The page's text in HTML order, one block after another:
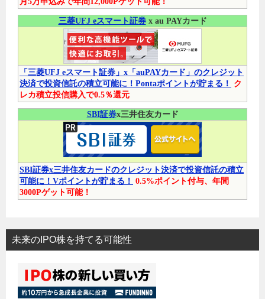
三菱UFJ eスマート証券x au PAYカード
「三菱UFJ eスマート証券」x「auPAYカード」のクレジット
決済で投資信託の積立可能に！Pontaポイントが貯まる！
ク
レカ積立投信購入で0.5％還元
SBI証券x三井住友カード
SBI証券x三井住友カードのクレジット決済で投資信託の積立
可能に！Vポイントが貯まる！ 0.5%ポイント付与、年間
3000Pゲット可能！
未来のIPO株を持てる可能性